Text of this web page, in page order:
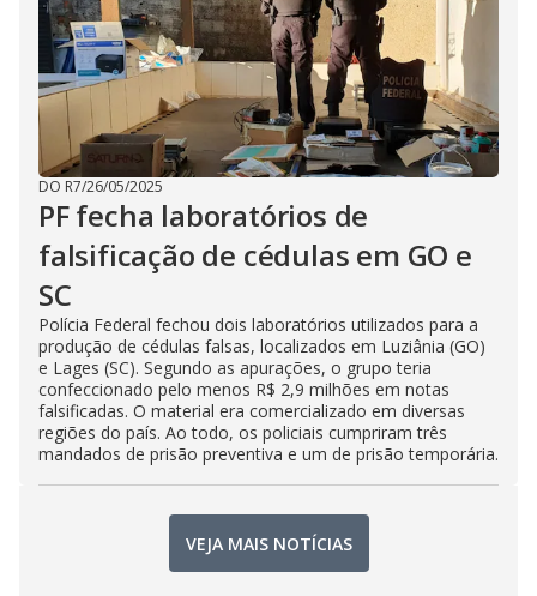
DO R7/26/05/2025
PF fecha laboratórios de
falsificação de cédulas em GO e
SC
Polícia Federal fechou dois laboratórios utilizados para a
produção de cédulas falsas, localizados em Luziânia (GO)
e Lages (SC). Segundo as apurações, o grupo teria
confeccionado pelo menos R$ 2,9 milhões em notas
falsificadas. O material era comercializado em diversas
regiões do país. Ao todo, os policiais cumpriram três
mandados de prisão preventiva e um de prisão temporária.
VEJA MAIS NOTÍCIAS